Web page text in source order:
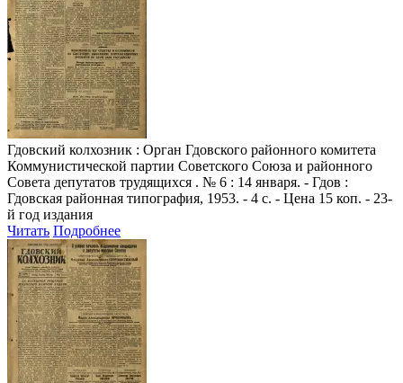
Гдовский колхозник : Орган Гдовского районного комитета
Коммунистической партии Советского Союза и районного
Совета депутатов трудящихся . № 6 : 14 января. - Гдов :
Гдовская районная типография, 1953. - 4 с. - Цена 15 коп. - 23-
й год издания
Читать Подробнее